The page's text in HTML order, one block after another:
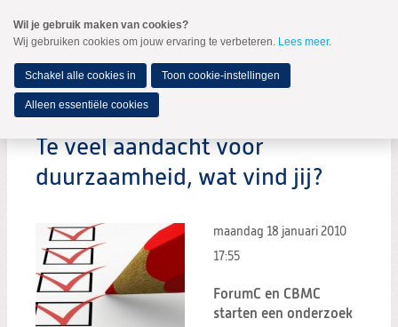
naar
Spring
de
inhoud
Spring
naar
hoofdmenu
MENU
Te veel aandacht voor
duurzaamheid, wat vind jij?
maandag 18 januari 2010
17:55
ForumC en CBMC
starten een onderzoek
Wil je gebruik maken van cookies?
Wij gebruiken cookies om jouw ervaring te verbeteren. Lees meer.
Schakel alle cookies in Toon cookie-instellingen
Alleen essentiële cookies